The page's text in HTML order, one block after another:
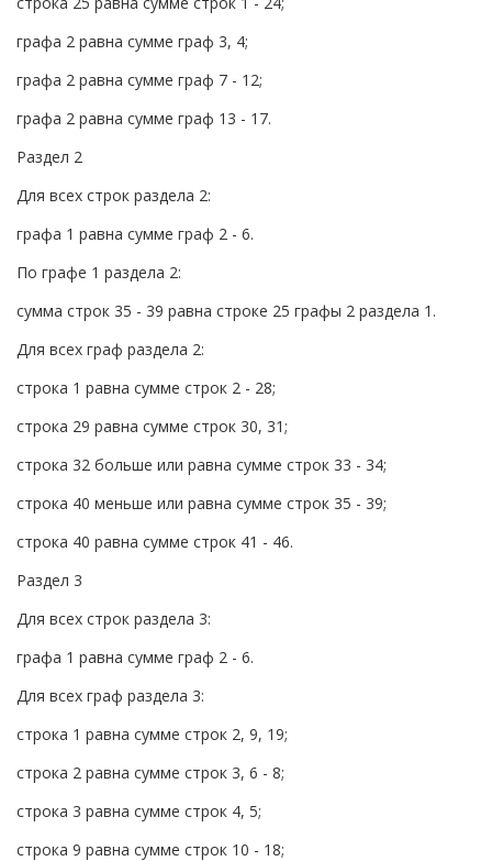
графа 2 равна сумме граф 3, 4;
графа 2 равна сумме граф 7 - 12;
графа 2 равна сумме граф 13 - 17.
Раздел 2
Для всех строк раздела 2:
графа 1 равна сумме граф 2 - 6.
По графе 1 раздела 2:
сумма строк 35 - 39 равна строке 25 графы 2 раздела 1.
Для всех граф раздела 2:
строка 1 равна сумме строк 2 - 28;
строка 29 равна сумме строк 30, 31;
строка 32 больше или равна сумме строк 33 - 34;
строка 40 меньше или равна сумме строк 35 - 39;
строка 40 равна сумме строк 41 - 46.
Раздел 3
Для всех строк раздела 3:
графа 1 равна сумме граф 2 - 6.
Для всех граф раздела 3:
строка 1 равна сумме строк 2, 9, 19;
строка 2 равна сумме строк 3, 6 - 8;
строка 3 равна сумме строк 4, 5;
строка 9 равна сумме строк 10 - 18;